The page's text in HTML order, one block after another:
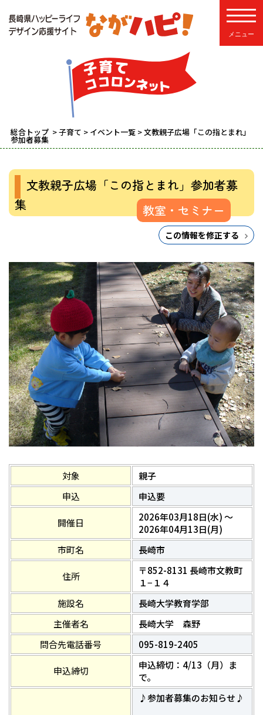
総合トップ >子育て > イベント一覧 > 文教親子広場「この指とまれ」
参加者募集
文教親子広場「この指とまれ」参加者募
集
教室・セミナー
この情報を修正する
対象
親子
申込
申込要
開催日
2026年03月18日(水) ～
2026年04月13日(月)
市町名
長崎市
住所
〒852-8131 長崎市文教町
１−１４
施設名
長崎大学教育学部
主催者名
長崎大学 森野
問合先電話番号
095-819-2405
申込締切
申込締切：4/13（月）ま
で。
♪参加者募集のお知らせ♪